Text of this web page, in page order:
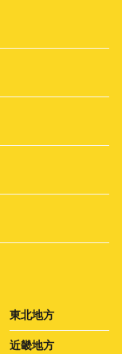
東北地方
近畿地方